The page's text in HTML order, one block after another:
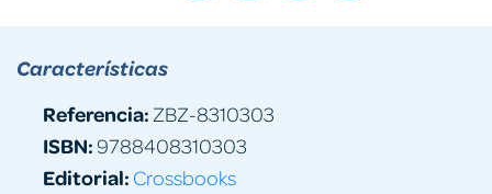
Características
Referencia: ZBZ-8310303
ISBN:9788408310303
Editorial: Crossbooks